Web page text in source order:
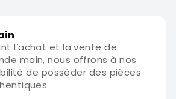
l’achat et la vente de
main, nous offrons à nos
de posséder des pièces